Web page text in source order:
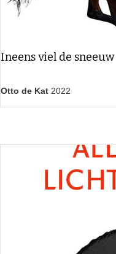
Ineens viel de sneeuw
Otto de Kat 2022